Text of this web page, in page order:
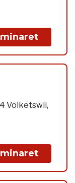
Volketswil,